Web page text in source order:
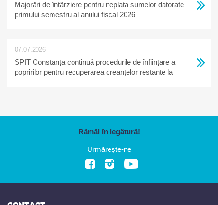
Majorări de întârziere pentru neplata sumelor datorate
primului semestru al anului fiscal 2026
07.07.2026
SPIT Constanța continuă procedurile de înființare a
popririlor pentru recuperarea creanțelor restante la
Rămâi în legătură!
Urmărește-ne